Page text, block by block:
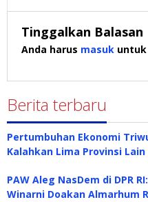
Tinggalkan Balasan
Anda harus masuk
Berita terbaru
Pertumbuhan Ekonomi
Kalahkan Lima Provinsi
PAW Aleg NasDem di DPR
Winarni Doakan Almarhum